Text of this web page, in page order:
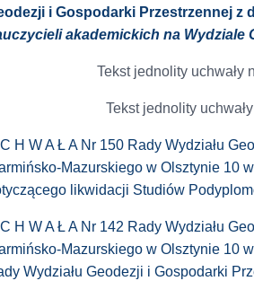
i Gospodarki Przestrzennej z
akademickich na Wydziale
Tekst jednolity uchwały
Tekst jednolity
H W A Ł A Nr 150 Rady Wydziału
Mazurskiego w Olsztynie 10
likwidacji Studiów
H W A Ł A Nr 142 Rady Wydziału
Mazurskiego w Olsztynie 10
Wydziału Geodezji i Gospodarki